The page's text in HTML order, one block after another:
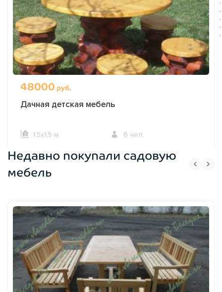
48000 руб.
Дачная детская мебель
1,5х1,5 м. 6 чел.
ОФОРМИТЬ ЗАКАЗ
Недавно покупали садовую
мебель